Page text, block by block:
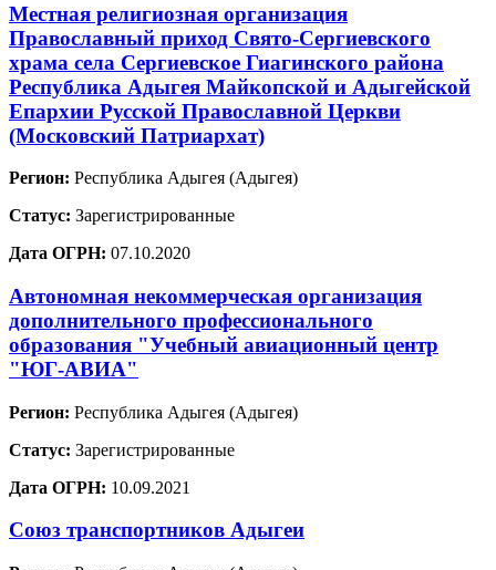
Местная религиозная организация
Православный приход Свято-Сергиевского
храма села Сергиевское Гиагинского района
Республика Адыгея Майкопской и Адыгейской
Епархии Русской Православной Церкви
(Московский Патриархат)
Регион: Республика Адыгея (Адыгея)
Статус: Зарегистрированные
Дата ОГРН: 07.10.2020
Автономная некоммерческая организация
дополнительного профессионального
образования "Учебный авиационный центр
"ЮГ-АВИА"
Регион: Республика Адыгея (Адыгея)
Статус: Зарегистрированные
Дата ОГРН: 10.09.2021
Союз транспортников Адыгеи